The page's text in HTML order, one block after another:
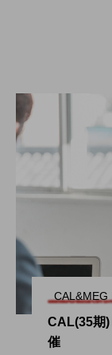
大自然
福利厚生
CAL&MEG
CAL(35期)
催